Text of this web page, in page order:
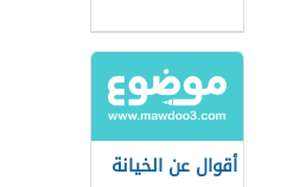
أقوال عن الخيانة